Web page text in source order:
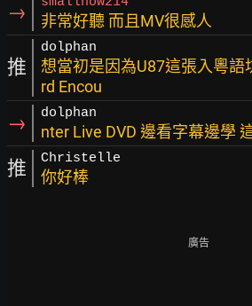
→ 非常好聽 而且MV很感人
推
dolphan
想當初是因為U87這張入粵語
rd Encou
→ dolphan
nter Live DVD 邊看字幕邊學
推 Christelle
你好棒
廣告